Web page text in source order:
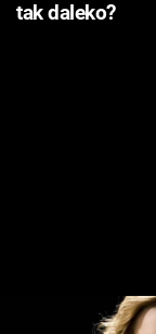
tak daleko?